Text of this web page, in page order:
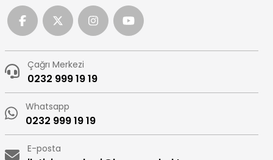
Çağrı Merkezi
0232 999 19 19
Whatsapp
0232 999 19 19
E-posta